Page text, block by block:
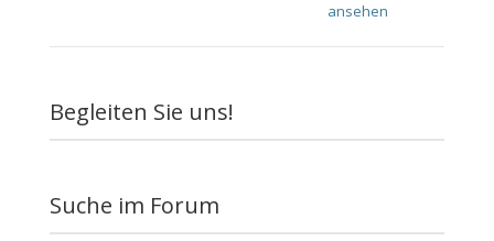
ansehen
Begleiten Sie uns!
Suche im Forum